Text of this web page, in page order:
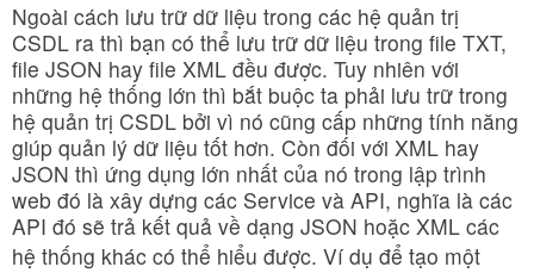
Ngoài cách lưu trữ dữ liệu trong các hệ quản trị
CSDL ra thì bạn có thể lưu trữ dữ liệu trong file TXT,
file JSON hay file XML đều được. Tuy nhiên với
những hệ thống lớn thì bắt buộc ta phải lưu trữ trong
hệ quản trị CSDL bởi vì nó cũng cấp những tính năng
giúp quản lý dữ liệu tốt hơn. Còn đối với XML hay
JSON thì ứng dụng lớn nhất của nó trong lập trình
web đó là xây dựng các Service và API, nghĩa là các
API đó sẽ trả kết quả về dạng JSON hoặc XML các
hệ thống khác có thể hiểu được. Ví dụ để tạo một